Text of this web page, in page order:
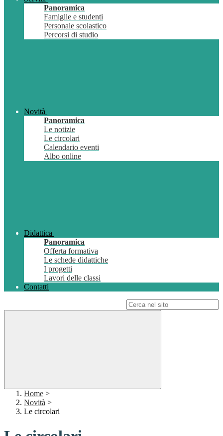
Panoramica
Famiglie e studenti
Personale scolastico
Percorsi di studio
Novità
Panoramica
Le notizie
Le circolari
Calendario eventi
Albo online
Didattica
Panoramica
Offerta formativa
Le schede didattiche
I progetti
Lavori delle classi
Contatti
Home >
Novità >
Le circolari